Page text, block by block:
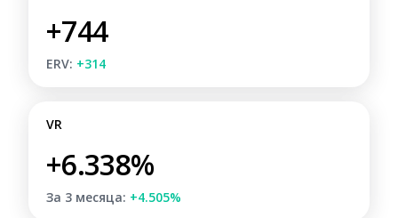
+744
ERV: +314
VR
+6.338%
За 3 месяца: +4.505%